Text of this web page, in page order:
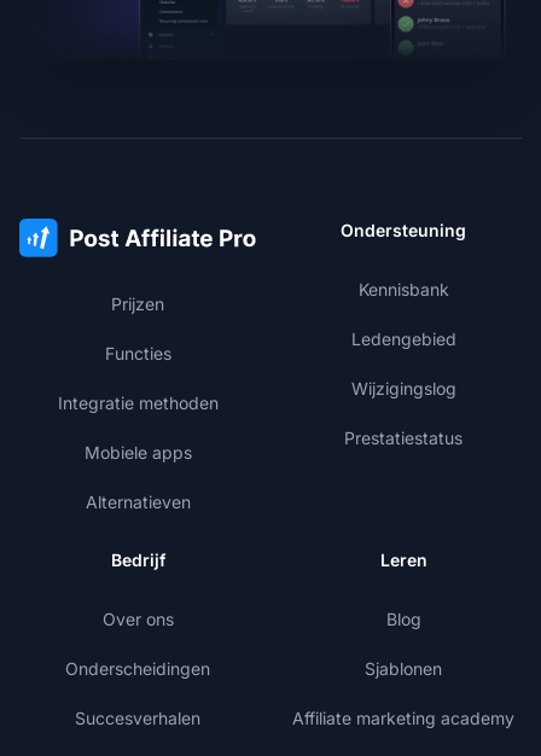
Prijzen
Functies
Integratie methoden
Mobiele apps
Alternatieven
Ondersteuning
Kennisbank
Ledengebied
Wijzigingslog
Prestatiestatus
Bedrijf
Over ons
Onderscheidingen
Succesverhalen
Leren
Blog
Sjablonen
Affiliate marketing academy